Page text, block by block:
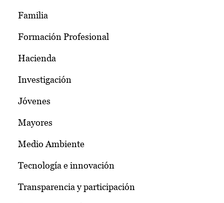
Familia
Formación Profesional
Hacienda
Investigación
Jóvenes
Mayores
Medio Ambiente
Tecnología e innovación
Transparencia y participación